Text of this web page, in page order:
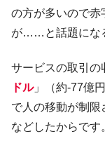
Fact1 奇跡の毛
える賞金とは？
Fact1 平成仮面
Fact1
発表から
なスーパーリーグ
の方が多いので赤
が……と話題にな
サービスの取引の
ドル」（約-77億
で人の移動が制限
などしたからです